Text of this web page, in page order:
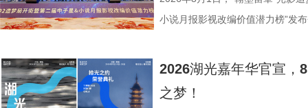
神，力求为新时代企业家精神
张謇立足中华文化、拥抱时
点，其个人命运与国家命运紧密
浪漫故事。 图片9.png 打卡之旅
02两座旅游驿站，在“婚拍友好驿
翔雕塑，嘉宾们将登上128米亚洲
PBL项目挑战模式，模拟真实学习
加持、学科专家权威解读，以科
力。 节目通过抢位赛、团队轮
小说月报影视改编价值潜力榜”发
化广电和旅游局、盐城经济技术
达文化传媒公司联合主办，盐城
2026湖光嘉年华官宣，
之梦！